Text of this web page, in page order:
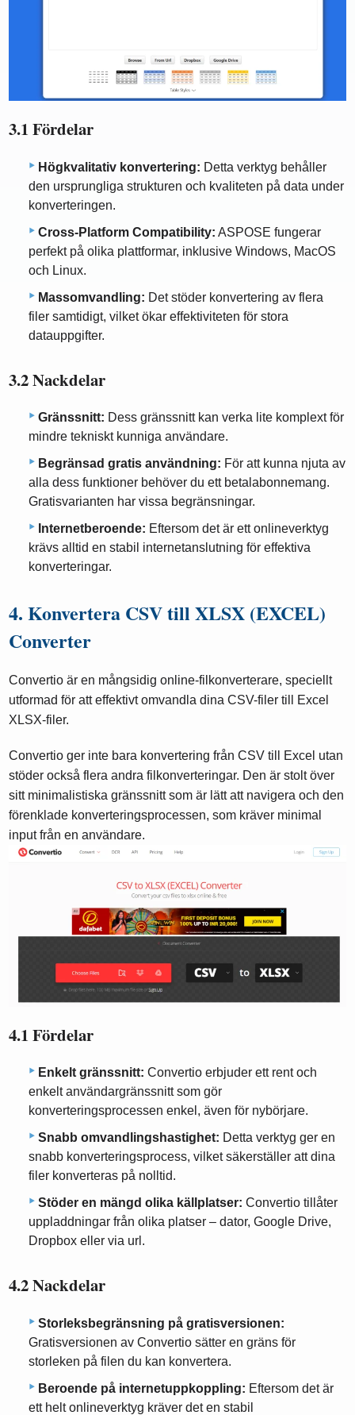
3.1 Fördelar
Högkvalitativ konvertering: Detta verktyg behåller
den ursprungliga strukturen och kvaliteten på data under
konverteringen.
Cross-Platform Compatibility: ASPOSE fungerar
perfekt på olika plattformar, inklusive Windows, MacOS
och Linux.
Massomvandling: Det stöder konvertering av flera
filer samtidigt, vilket ökar effektiviteten för stora
datauppgifter.
3.2 Nackdelar
Gränssnitt: Dess gränssnitt kan verka lite komplext för
mindre tekniskt kunniga användare.
Begränsad gratis användning: För att kunna njuta av
alla dess funktioner behöver du ett betalabonnemang.
Gratisvarianten har vissa begränsningar.
Internetberoende: Eftersom det är ett onlineverktyg
krävs alltid en stabil internetanslutning för effektiva
konverteringar.
4. Konvertera CSV till XLSX (EXCEL)
Converter
Convertio är en mångsidig online-filkonverterare, speciellt
utformad för att effektivt omvandla dina CSV-filer till Excel
XLSX-filer.
Convertio ger inte bara konvertering från CSV till Excel utan
stöder också flera andra filkonverteringar. Den är stolt över
sitt minimalistiska gränssnitt som är lätt att navigera och den
förenklade konverteringsprocessen, som kräver minimal
input från en användare.
4.1 Fördelar
Enkelt gränssnitt: Convertio erbjuder ett rent och
enkelt användargränssnitt som gör
konverteringsprocessen enkel, även för nybörjare.
Snabb omvandlingshastighet: Detta verktyg ger en
snabb konverteringsprocess, vilket säkerställer att dina
filer konverteras på nolltid.
Stöder en mängd olika källplatser: Convertio tillåter
uppladdningar från olika platser – dator, Google Drive,
Dropbox eller via url.
4.2 Nackdelar
Storleksbegränsning på gratisversionen:
Gratisversionen av Convertio sätter en gräns för
storleken på filen du kan konvertera.
Beroende på internetuppkoppling: Eftersom det är
ett helt onlineverktyg kräver det en stabil